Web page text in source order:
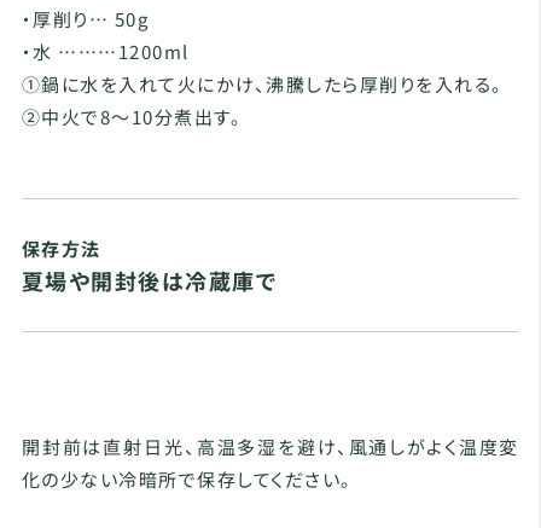
・厚削り… 50g
・水 ………1200ml
①鍋に水を入れて火にかけ、沸騰したら厚削りを入れる。
②中火で8～10分煮出す。
保存方法
夏場や開封後は冷蔵庫で
開封前は直射日光、高温多湿を避け、風通しがよく温度変
化の少ない冷暗所で保存してください。